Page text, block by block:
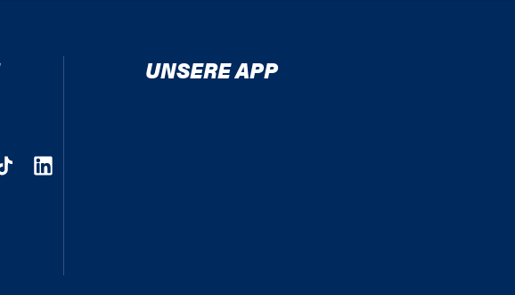
UNSERE APP